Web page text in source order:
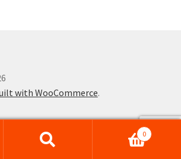
with WooCommerce.
0